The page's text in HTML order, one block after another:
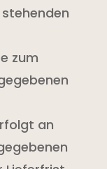
zum
an